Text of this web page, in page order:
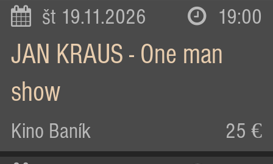
št 19.11.2026 19:00
JAN KRAUS - One man
show
Kino Baník 25 €